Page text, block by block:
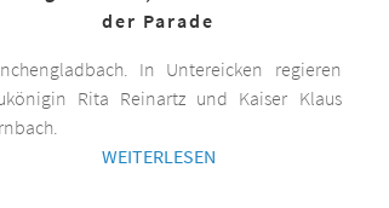
der Parade
In Untereicken regieren
Rita Reinartz und Kaiser Klaus
WEITERLESEN